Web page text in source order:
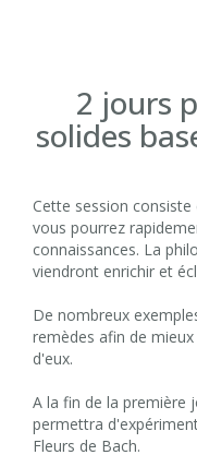
2 jours
solides
Cette session
vous pourrez
connaissances. La
viendront enrichir et
De nombreux
remèdes afin de
d'eux.
A la fin de la première
permettra
Fleurs de Bach.